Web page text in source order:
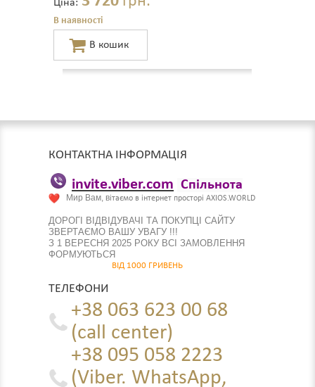
Ціна:
В наявності
КОНТАКТНА ІНФОРМАЦІЯ
invite.viber.com Спільнота
Мир Вам, вітаємо в інтернет просторі AXIOS.WORLD
ДОРОГІ ВІДВІДУВАЧІ ТА ПОКУПЦІ САЙТУ
ЗВЕРТАЄМО ВАШУ УВАГУ !!!
З 1 ВЕРЕСНЯ 2025 РОКУ ВСІ ЗАМОВЛЕННЯ
ФОРМУЮТЬСЯ
ВІД 1000 ГРИВЕНЬ
ТЕЛЕФОНИ
+38 063 623 00 68
(call center)
+38 095 058 2223
(Viber. WhatsApp,